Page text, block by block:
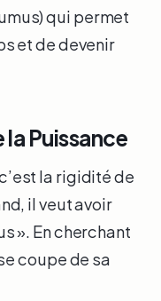
qui permet
et de devenir
la Puissance
la rigidité de
il veut avoir
». En cherchant
coupe de sa